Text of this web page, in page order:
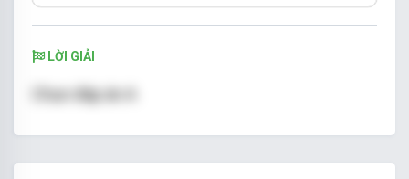
LỜI GIẢI
Chọn đáp án A